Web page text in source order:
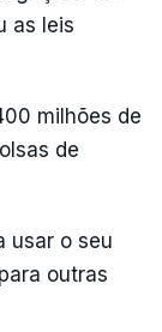
as leis
milhões de
de
usar o seu
outras